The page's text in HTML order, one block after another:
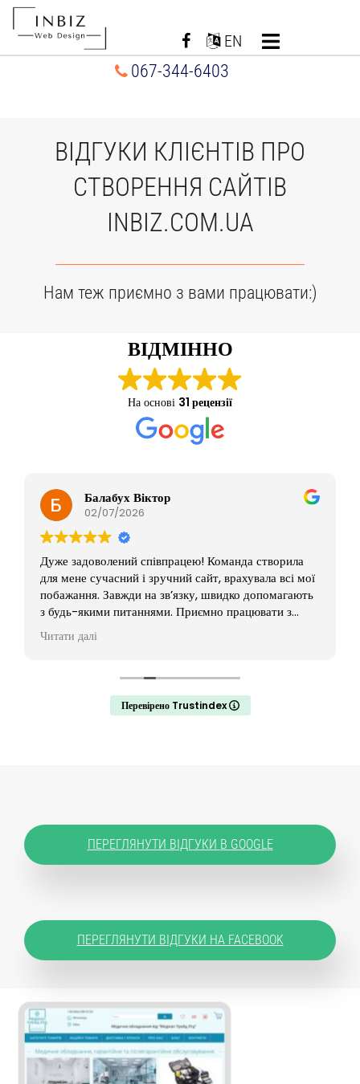
Перейти
EN
067-344-6403
ВІДГУКИ КЛІЄНТІВ ПРО
СТВОРЕННЯ САЙТІВ
INBIZ.COM.UA
Нам теж приємно з вами працювати:)
ВІДМІННО
На основі 31 рецензії
Балабух Віктор
02/07/2026
Дуже задоволений співпрацею! Команда створила
для мене сучасний і зручний сайт, врахувала всі мої
побажання. Завжди на зв’язку, швидко допомагають
з будь-якими питаннями. Приємно працювати з
відповідальними людьми. Однозначно рекомендую!
Читати далі
Перевірено Trustindex
ПЕРЕГЛЯНУТИ ВІДГУКИ В GOOGLE
ПЕРЕГЛЯНУТИ ВІДГУКИ НА FACEBOOK